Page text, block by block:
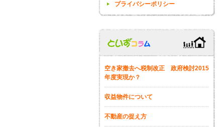
プライバシーポリシー
空き家撤去へ税制改正 政府検討2015
年度実現か？
収益物件について
不動産の捉え方